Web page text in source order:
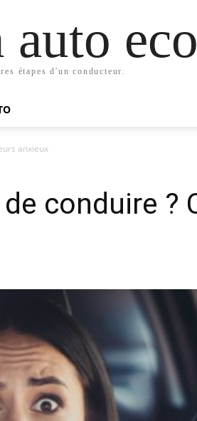
étapes d'un conducteur.
anxieux
conduire ?